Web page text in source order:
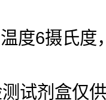
度6摄氏度
试剂盒仅